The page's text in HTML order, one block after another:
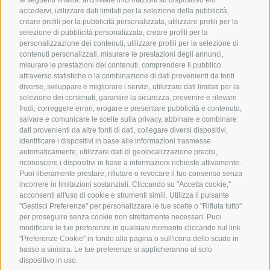
accedervi, utilizzare dati limitati per la selezione della pubblicità,
creare profili per la pubblicità personalizzata, utilizzare profili per la
selezione di pubblicità personalizzata, creare profili per la
personalizzazione dei contenuti, utilizzare profili per la selezione di
contenuti personalizzati, misurare le prestazioni degli annunci,
misurare le prestazioni dei contenuti, comprendere il pubblico
attraverso statistiche o la combinazione di dati provenienti da fonti
diverse, sviluppare e migliorare i servizi, utilizzare dati limitati per la
selezione dei contenuti, garantire la sicurezza, prevenire e rilevare
frodi, correggere errori, erogare e presentare pubblicità e contenuto,
salvare e comunicare le scelte sulla privacy, abbinare e combinare
dati provenienti da altre fonti di dati, collegare diversi dispositivi,
identificare i dispositivi in base alle informazioni trasmesse
automaticamente, utilizzare dati di geolocalizzazione precisi,
riconoscere i dispositivi in base a informazioni richieste attivamente.
Puoi liberamente prestare, rifiutare o revocare il tuo consenso senza
incorrere in limitazioni sostanziali. Cliccando su "Accetta cookie,"
acconsenti all'uso di cookie e strumenti simili. Utilizza il pulsante
"Gestisci Preferenze" per personalizzare le tue scelte o "Rifiuta tutto"
per proseguire senza cookie non strettamente necessari. Puoi
modificare le tue preferenze in qualsiasi momento cliccando sul link
"Preferenze Cookie" in fondo alla pagina o sull'icona dello scudo in
basso a sinistra. Le tue preferenze si applicheranno al solo
dispositivo in uso.
Technolab Communication Srl
Viale Pecori Giraldi 20/B,
36061 Bassano del Grappa (VI) Italy
P.IVA: 023630980243 – REA n: 225438
Reg. Imprese di Vicenza: 02360980243
Capitale Sociale €30.000 i.v.
Scegli
una
lingua
CONTATTI
+39 0424 500978
info@technolab.it